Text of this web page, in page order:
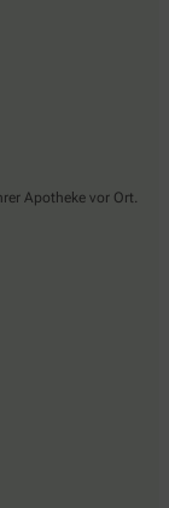
Apotheke vor Ort.